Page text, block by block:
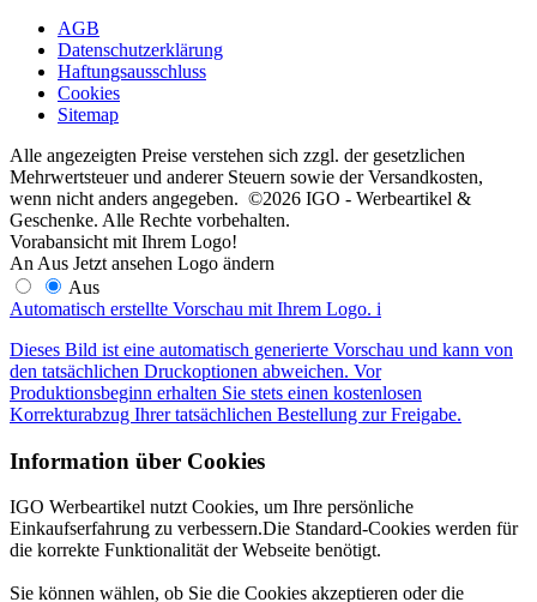
AGB
Datenschutzerklärung
Haftungsausschluss
Cookies
Sitemap
Alle angezeigten Preise verstehen sich zzgl. der gesetzlichen
Mehrwertsteuer und anderer Steuern sowie der Versandkosten,
wenn nicht anders angegeben. ©2026 IGO - Werbeartikel &
Geschenke. Alle Rechte vorbehalten.
Vorabansicht mit Ihrem Logo!
An Aus Jetzt ansehen Logo ändern
Aus
Automatisch erstellte Vorschau mit Ihrem Logo. i
Dieses Bild ist eine automatisch generierte Vorschau und kann von
den tatsächlichen Druckoptionen abweichen. Vor
Produktionsbeginn erhalten Sie stets einen kostenlosen
Korrekturabzug Ihrer tatsächlichen Bestellung zur Freigabe.
Information über Cookies
IGO Werbeartikel nutzt Cookies, um Ihre persönliche
Einkaufserfahrung zu verbessern.Die Standard-Cookies werden für
die korrekte Funktionalität der Webseite benötigt.
Sie können wählen, ob Sie die Cookies akzeptieren oder die